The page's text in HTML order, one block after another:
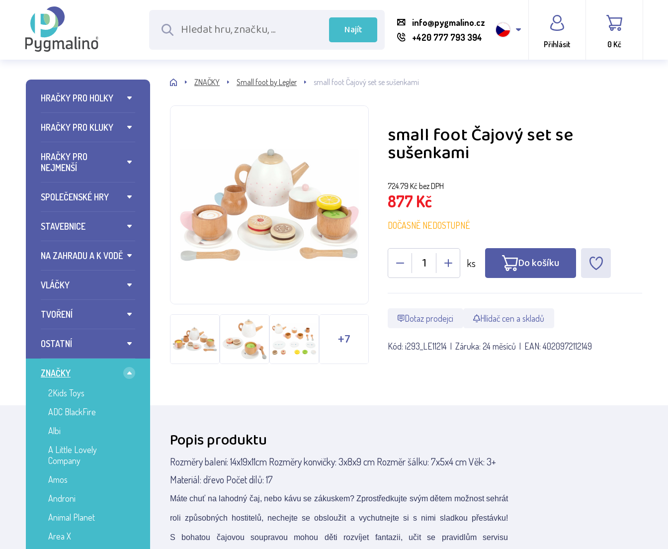
Najít
info@pygmalino.cz
+420 777 793 394
Přihlásit 0 Kč
HRAČKY PRO HOLKY
HRAČKY PRO KLUKY
HRAČKY PRO
NEJMENŠÍ
SPOLEČENSKÉ HRY
STAVEBNICE
NA ZAHRADU A K VODĚ
VLÁČKY
TVOŘENÍ
OSTATNÍ
ZNAČKY
2Kids Toys
ADC BlackFire
Albi
A Little Lovely
Company
Amos
Androni
Animal Planet
Area X
ZNAČKY Small foot by Legler small foot Čajový set se sušenkami
small foot Čajový set se
sušenkami
724.79 Kč bez DPH
877 Kč
DOČASNĚ NEDOSTUPNÉ
ks Do košíku
Dotaz prodejci Hlídač cen a skladů
Kód: i293_LE11214 Záruka: 24 měsíců EAN:4020972112149
Popis produktu
Rozměry balení: 14x19x11cm Rozměry konvičky: 3x8x9 cm Rozměr šálku: 7x5x4 cm Věk: 3+
Materiál: dřevo Počet dílů: 17
Máte chuť na lahodný čaj, nebo kávu se zákuskem? Zprostředkujte svým dětem možnost sehrát
roli způsobných hostitelů, nechejte se obsloužit a vychutnejte si s nimi sladkou přestávku!
S bohatou čajovou soupravou mohou děti rozvíjet fantazii, učit se pravidlům servisu